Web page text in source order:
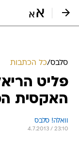
סלבס/כל הכתבות
פליט
האקסית
וואלה! סלבס
4.7.2013 / 23:10